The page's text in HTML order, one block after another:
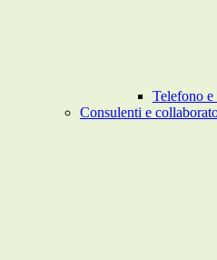
Telefono e
Consulenti e